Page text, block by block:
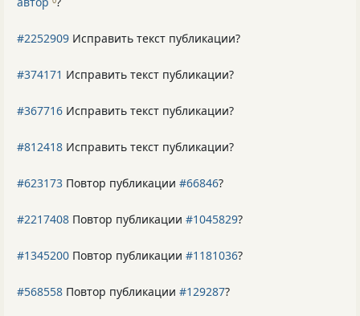
#2252909 Исправить текст публикации?
#374171 Исправить текст публикации?
#367716 Исправить текст публикации?
#812418 Исправить текст публикации?
#623173 Повтор публикации #66846?
#2217408 Повтор публикации #1045829?
#1345200 Повтор публикации #1181036?
#568558 Повтор публикации #129287?